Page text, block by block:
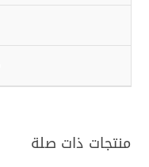
منتجات ذات صلة